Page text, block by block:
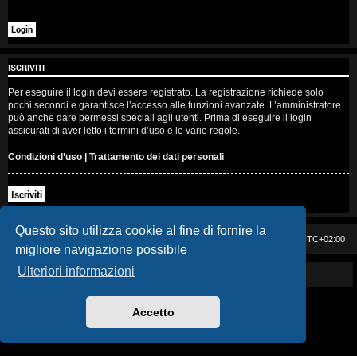
Questo sito utilizza cookie al fine di fornire la
migliore navigazione possibile
Ulteriori informazioni
Accetto
s
e
n
z
a
r
i
s
p
o
t
ISCRIVITI
Per eseguire il login devi essere registrato. La registrazione richiede solo
pochi secondi e garantisce l’accesso alle funzioni avanzate. L’amministratore
può anche dare permessi speciali agli utenti. Prima di eseguire il login
assicurati di aver letto i termini d’uso e le varie regole.
Condizioni d’uso | Trattamento dei dati personali
Iscriviti
Casa DAG UTC+02:00
Powered by GIGI D'AGOSTINO